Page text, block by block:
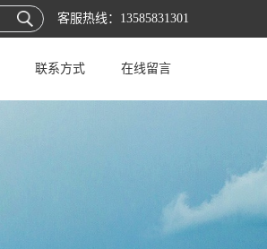
客服热线： 13585831301
联系方式 在线留言